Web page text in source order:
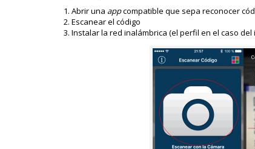
Abrir una appcompatible que sepa reconocer
Escanear el código
Instalar la red inalámbrica (el perfil en el caso del